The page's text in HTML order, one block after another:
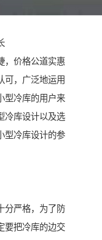
，价格公道实惠
可，广泛地运用
型冷库的用户来
冷库设计以及选
型冷库设计的参
分严格，为了防
要把冷库的边交